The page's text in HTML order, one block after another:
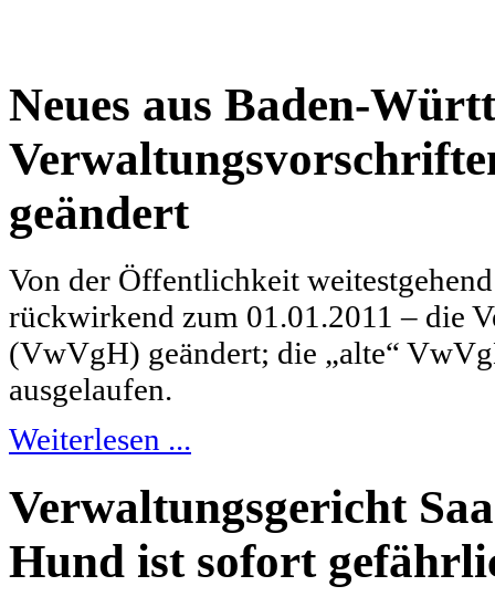
Neues aus Baden-
geändert
Von der Öffentlichkeit
rückwirkend zum 01.01.2011 – die
(VwVgH) geändert; die „alte“
ausgelaufen.
Weiterlesen ...
Verwaltungsgericht
Hund ist sofort